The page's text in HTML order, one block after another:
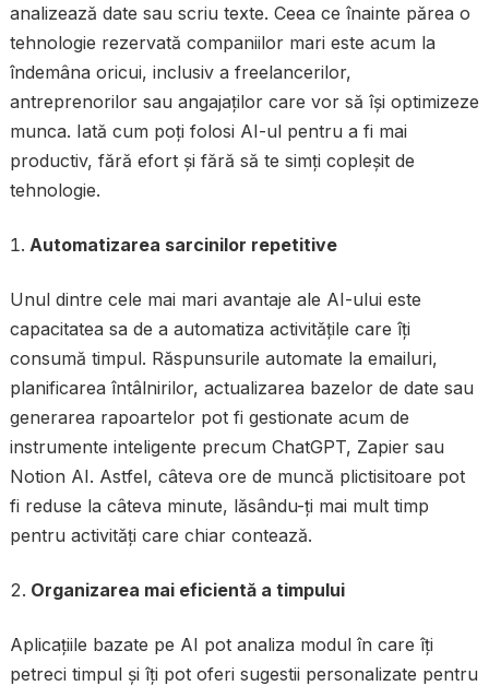
analizează date sau scriu texte. Ceea ce înainte părea o
tehnologie rezervată companiilor mari este acum la
îndemâna oricui, inclusiv a freelancerilor,
antreprenorilor sau angajaților care vor să își optimizeze
munca. Iată cum poți folosi AI-ul pentru a fi mai
productiv, fără efort și fără să te simți copleșit de
tehnologie.
Automatizarea sarcinilor repetitive
Unul dintre cele mai mari avantaje ale AI-ului este
capacitatea sa de a automatiza activitățile care îți
consumă timpul. Răspunsurile automate la emailuri,
planificarea întâlnirilor, actualizarea bazelor de date sau
generarea rapoartelor pot fi gestionate acum de
instrumente inteligente precum ChatGPT, Zapier sau
Notion AI. Astfel, câteva ore de muncă plictisitoare pot
fi reduse la câteva minute, lăsându-ți mai mult timp
pentru activități care chiar contează.
Organizarea mai eficientă a timpului
Aplicațiile bazate pe AI pot analiza modul în care îți
petreci timpul și îți pot oferi sugestii personalizate pentru